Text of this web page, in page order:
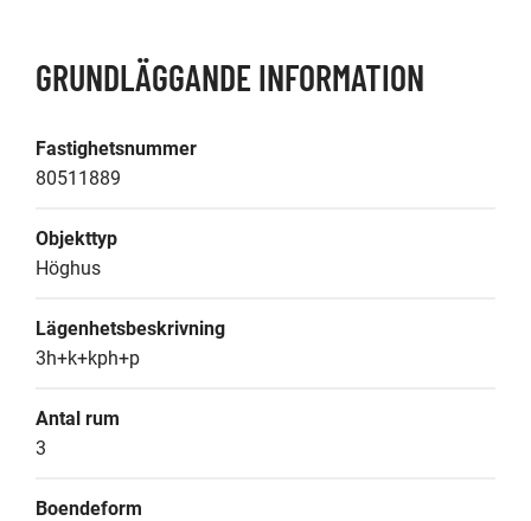
GRUNDLÄGGANDE INFORMATION
Fastighetsnummer
80511889
Objekttyp
Höghus
Lägenhetsbeskrivning
3h+k+kph+p
Antal rum
3
Boendeform